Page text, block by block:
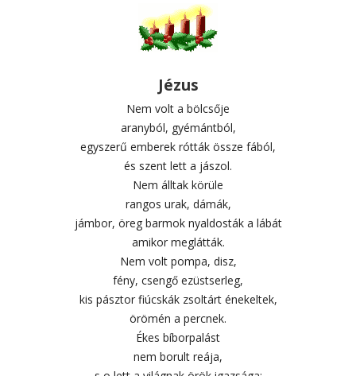
Jézus
Nem volt a bölcsője
aranyból, gyémántból,
egyszerű emberek rótták össze fából,
és szent lett a jászol.
Nem álltak körüle
rangos urak, dámák,
jámbor, öreg barmok nyaldosták a lábát
amikor meglátták.
Nem volt pompa, disz,
fény, csengő ezüstserleg,
kis pásztor fiúcskák zsoltárt énekeltek,
örömén a percnek.
Ékes bíborpalást
nem borult reája,